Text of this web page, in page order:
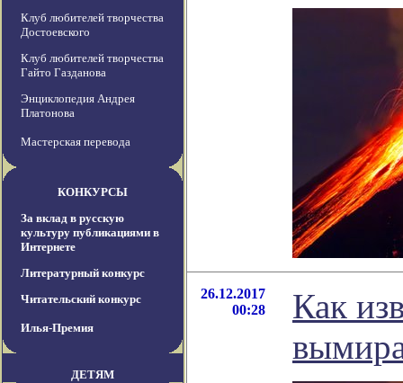
Клуб любителей творчества
Достоевского
Клуб любителей творчества
Гайто Газданова
Энциклопедия Андрея
Платонова
Мастерская перевода
КОНКУРСЫ
За вклад в русскую
культуру публикациями в
Интернете
Литературный конкурс
Читательский конкурс
Илья-Премия
ДЕТЯМ
26.12.2017
00:28
Как